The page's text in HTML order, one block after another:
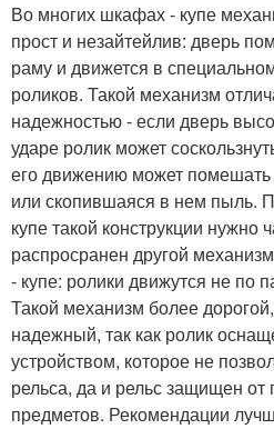
Во многих шкафах - купе
прост и незайтейлив: дверь
раму и движется в
роликов. Такой механизм
надежностью - если дверь
ударе ролик может
его движению может
или скопившаяся в нем пыль.
купе такой конструкции нужно
распросранен другой
- купе: ролики движутся не по
Такой механизм более
надежный, так как ролик
устройством, которое не
рельса, да и рельс защищен
предметов. Рекомендации